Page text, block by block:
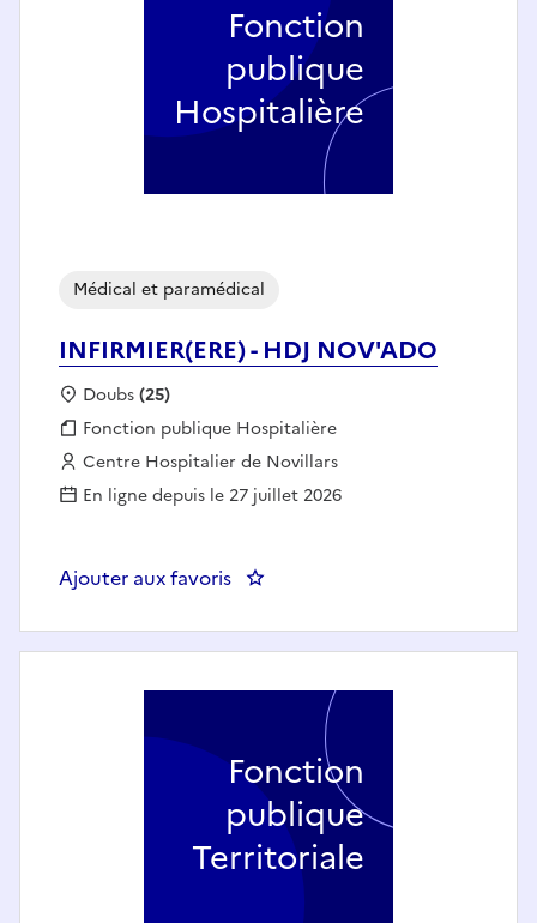
INFIRMIER(ERE) - HDJ NOV'ADO
Médical et paramédical
Localisation :
Doubs(25)
Fonction publique :
Fonction publique Hospitalière
Employeur :
Centre Hospitalier de Novillars
En ligne depuis le 27 juillet 2026
Ajouter aux favoris : INFIRMIER(ERE) - HDJ NOV'ADO
Fonction
publique
Hospitalière
Fonction
publique
Territoriale